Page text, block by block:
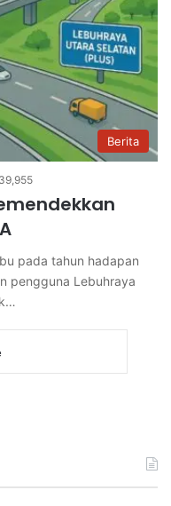
Berita
39,955
pada tahun hadapan
pengguna Lebuhraya